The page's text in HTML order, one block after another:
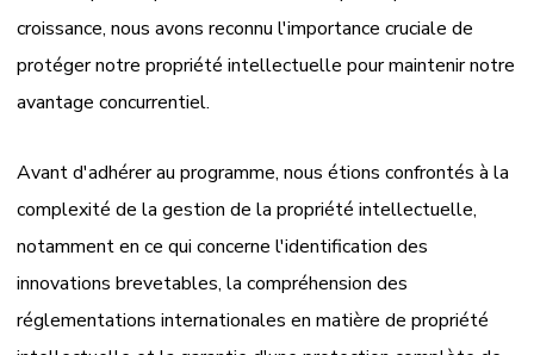
croissance, nous avons reconnu l'importance cruciale de
protéger notre propriété intellectuelle pour maintenir notre
avantage concurrentiel.
Avant d'adhérer au programme, nous étions confrontés à la
complexité de la gestion de la propriété intellectuelle,
notamment en ce qui concerne l'identification des
innovations brevetables, la compréhension des
réglementations internationales en matière de propriété